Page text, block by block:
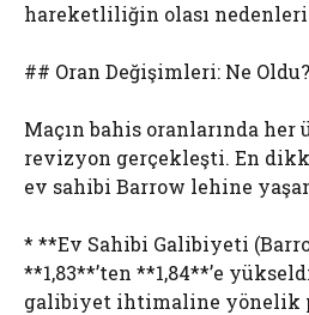
hareketliliğin olası
## Oran Değişimleri: Ne Oldu?
Maçın bahis oranlarında her
revizyon gerçekleşti. En
ev sahibi Barrow lehine
* **Ev Sahibi Galibiyeti
**1,83**’ten **1,84**’e
galibiyet ihtimaline yönelik